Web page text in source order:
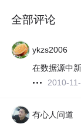
全部评论
ykzs2006
在数据源中
2010-
有心人问道